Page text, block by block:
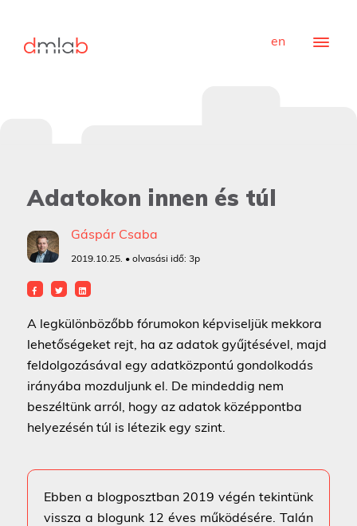
en
Adatokon innen és túl
Gáspár Csaba
2019.10.25. • olvasási idő: 3p
A legkülönbözőbb fórumokon képviseljük mekkora
lehetőségeket rejt, ha az adatok gyűjtésével, majd
feldolgozásával egy adatközpontú gondolkodás
irányába mozduljunk el. De mindeddig nem
beszéltünk arról, hogy az adatok középpontba
helyezésén túl is létezik egy szint.
Ebben a blogposztban 2019 végén tekintünk
vissza a blogunk 12 éves működésére. Talán